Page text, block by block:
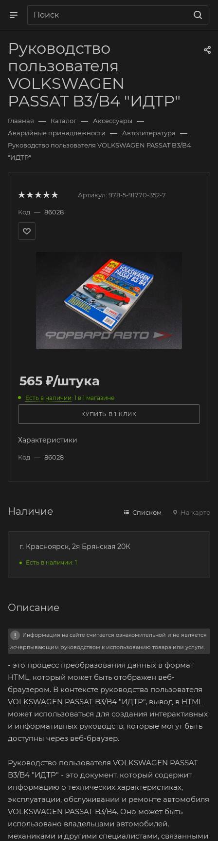
Руководство
пользователя
VOLKSWAGEN
PASSAT B3/B4 "ИДТР"
Главная — Каталог — Аксессуары —
Аварийные принадлежности — Автолитература —
Руководство пользователя VOLKSWAGEN PASSAT B3/B4
"ИДТР"
Артикул: 978-5-91770-352-7
Код — 86028
565 ₽/штука
Есть в наличии: 1 в 1 магазине
КУПИТЬ В 1 КЛИК
Характеристики
Код — 86028
Наличие Списком На карте
г. Красноярск, 2я Брянская 20К
Есть в наличии: 1
Описание
Информация на сайте считается ознакомительной и не является
исчерпывающим руководством к использованию товара или услуги.
- это процесс преобразования данных в формат
HTML, который может быть отображен веб-
браузером. В контексте руководства пользователя
VOLKSWAGEN PASSAT B3/B4 "ИДТР", вывод в HTML
может использоваться для создания интерактивных
и информативных руководств, которые могут быть
доступны через веб-браузер.
Руководство пользователя VOLKSWAGEN PASSAT
B3/B4 "ИДТР" - это документ, который содержит
информацию о технических характеристиках,
эксплуатации, обслуживании и ремонте автомобиля
VOLKSWAGEN PASSAT B3/B4. Оно может быть
использовано владельцами автомобилей,
механиками и другими специалистами, связанными